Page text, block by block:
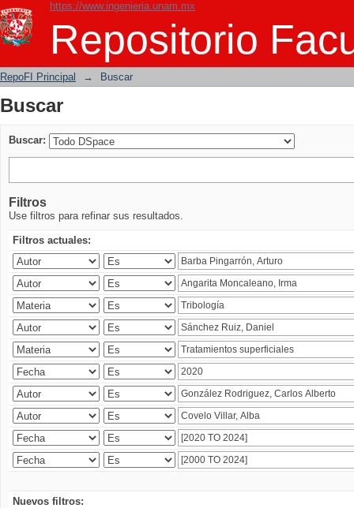
https://www.ingenieria.unam.mx
Repositorio
Buscar
RepoFI Principal → Buscar
Buscar
Buscar:
Filtros
Use filtros para refinar sus resultados.
Filtros actuales:
Nuevos filtros: